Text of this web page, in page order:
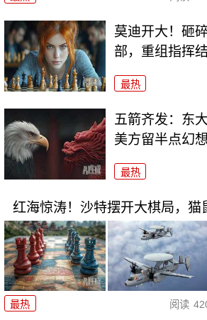
莫迪开大！砸
部，重组指挥
最热
五箭齐发：东
美方留半点幻想
最热
红海惊涛！沙特摆开大棋局，猫
最热 阅读